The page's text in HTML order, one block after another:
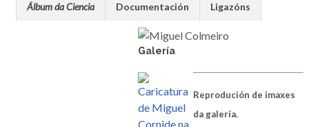
Álbum da Ciencia Documentación Ligazóns
Galería
Reprodución de imaxes
da galería.